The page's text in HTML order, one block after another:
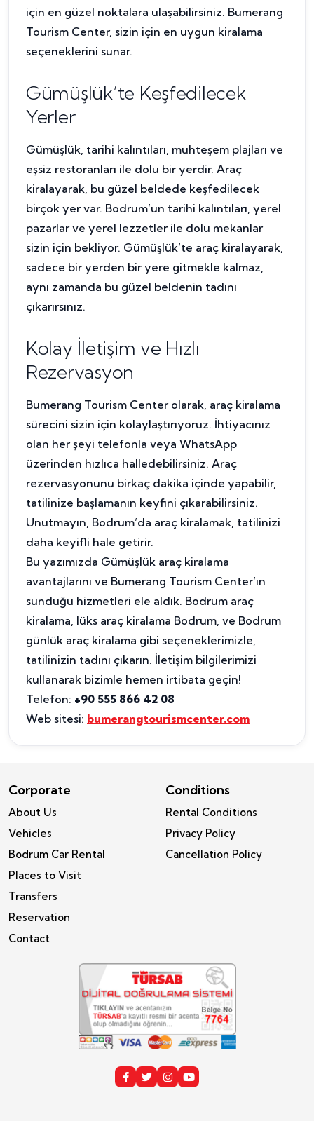
için en güzel noktalara ulaşabilirsiniz. Bumerang
Tourism Center, sizin için en uygun kiralama
seçeneklerini sunar.
Gümüşlük’te Keşfedilecek
Yerler
Gümüşlük, tarihi kalıntıları, muhteşem plajları ve
eşsiz restoranları ile dolu bir yerdir. Araç
kiralayarak, bu güzel beldede keşfedilecek
birçok yer var. Bodrum’un tarihi kalıntıları, yerel
pazarlar ve yerel lezzetler ile dolu mekanlar
sizin için bekliyor. Gümüşlük’te araç kiralayarak,
sadece bir yerden bir yere gitmekle kalmaz,
aynı zamanda bu güzel beldenin tadını
çıkarırsınız.
Kolay İletişim ve Hızlı
Rezervasyon
Bumerang Tourism Center olarak, araç kiralama
sürecini sizin için kolaylaştırıyoruz. İhtiyacınız
olan her şeyi telefonla veya WhatsApp
üzerinden hızlıca halledebilirsiniz. Araç
rezervasyonunu birkaç dakika içinde yapabilir,
tatilinize başlamanın keyfini çıkarabilirsiniz.
Unutmayın, Bodrum’da araç kiralamak, tatilinizi
daha keyifli hale getirir.
Bu yazımızda Gümüşlük araç kiralama
avantajlarını ve Bumerang Tourism Center’ın
sunduğu hizmetleri ele aldık. Bodrum araç
kiralama, lüks araç kiralama Bodrum, ve Bodrum
günlük araç kiralama gibi seçeneklerimizle,
tatilinizin tadını çıkarın. İletişim bilgilerimizi
kullanarak bizimle hemen irtibata geçin!
Telefon: +90 555 866 42 08
Web sitesi: bumerangtourismcenter.com
Corporate
About Us
Vehicles
Bodrum Car Rental
Places to Visit
Transfers
Reservation
Contact
Conditions
Rental Conditions
Privacy Policy
Cancellation Policy